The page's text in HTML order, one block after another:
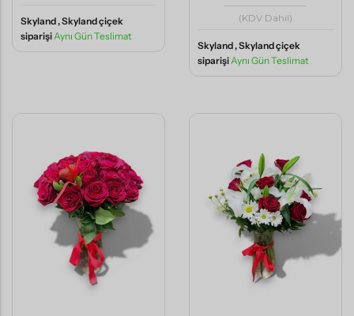
Skyland , Skyland çiçek
siparişi Aynı Gün Teslimat
(KDV Dahil)
Skyland , Skyland çiçek
siparişi Aynı Gün Teslimat